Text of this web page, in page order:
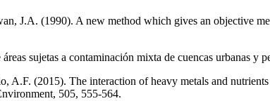
J.A. (1990). A new method which gives an objective
sujetas a contaminación mixta de cuencas urbanas
(2015). The interaction of heavy metals and
505, 555-564.